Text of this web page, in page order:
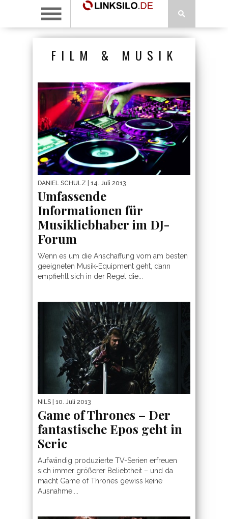
FILM & MUSIK
DANIEL SCHULZ | 14. Juli 2013
Umfassende
Informationen für
Musikliebhaber im DJ-
Forum
Wenn es um die Anschaffung vom am besten
geeigneten Musik-Equipment geht, dann
empfiehlt sich in der Regel die...
NILS | 10. Juli 2013
Game of Thrones – Der
fantastische Epos geht in
Serie
Aufwändig produzierte TV-Serien erfreuen
sich immer größerer Beliebtheit – und da
macht Game of Thrones gewiss keine
Ausnahme....